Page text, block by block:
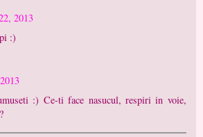
2013
:)
:) Ce-ti face nasucul, respiri in voie,